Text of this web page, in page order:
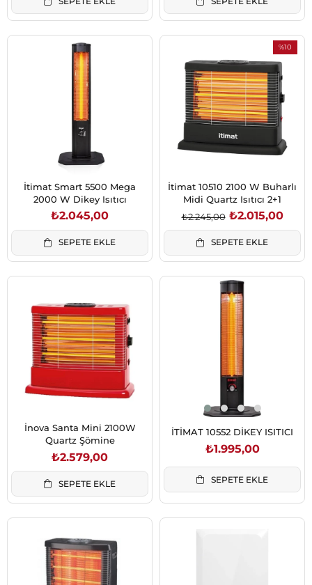
İtimat Smart 5500 Mega
2000 W Dikey Isıtıcı
₺2.045,00
SEPETE EKLE
%10
İndirim
%10İndirim
İtimat 10510 2100 W Buharlı
Midi Quartz Isıtıcı 2+1
₺2.015,00
₺2.245,00
SEPETE EKLE
İnova Santa Mini 2100W
Quartz Şömine
₺2.579,00
SEPETE EKLE
İTİMAT 10552 DİKEY ISITICI
₺1.995,00
SEPETE EKLE